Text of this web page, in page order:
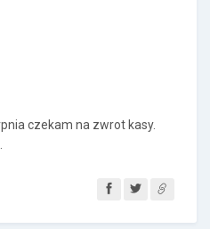
czekam na zwrot kasy.